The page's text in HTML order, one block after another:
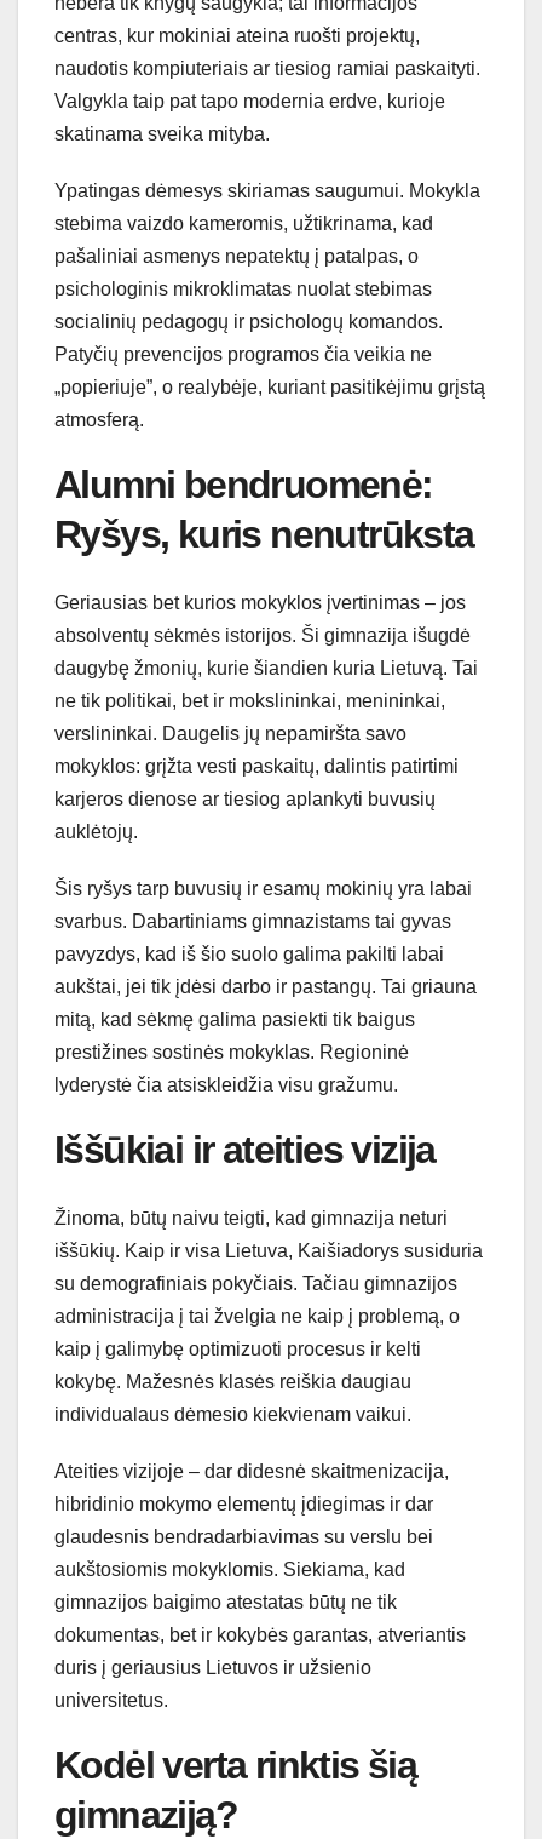
centras, kur mokiniai ateina ruošti projektų,
naudotis kompiuteriais ar tiesiog ramiai paskaityti.
Valgykla taip pat tapo modernia erdve, kurioje
skatinama sveika mityba.
Ypatingas dėmesys skiriamas saugumui. Mokykla
stebima vaizdo kameromis, užtikrinama, kad
pašaliniai asmenys nepatektų į patalpas, o
psichologinis mikroklimatas nuolat stebimas
socialinių pedagogų ir psichologų komandos.
Patyčių prevencijos programos čia veikia ne
„popieriuje”, o realybėje, kuriant pasitikėjimu grįstą
atmosferą.
Alumni bendruomenė:
Ryšys, kuris nenutrūksta
Geriausias bet kurios mokyklos įvertinimas – jos
absolventų sėkmės istorijos. Ši gimnazija išugdė
daugybę žmonių, kurie šiandien kuria Lietuvą. Tai
ne tik politikai, bet ir mokslininkai, menininkai,
verslininkai. Daugelis jų nepamiršta savo
mokyklos: grįžta vesti paskaitų, dalintis patirtimi
karjeros dienose ar tiesiog aplankyti buvusių
auklėtojų.
Šis ryšys tarp buvusių ir esamų mokinių yra labai
svarbus. Dabartiniams gimnazistams tai gyvas
pavyzdys, kad iš šio suolo galima pakilti labai
aukštai, jei tik įdėsi darbo ir pastangų. Tai griauna
mitą, kad sėkmę galima pasiekti tik baigus
prestižines sostinės mokyklas. Regioninė
lyderystė čia atsiskleidžia visu gražumu.
Iššūkiai ir ateities vizija
Žinoma, būtų naivu teigti, kad gimnazija neturi
iššūkių. Kaip ir visa Lietuva, Kaišiadorys susiduria
su demografiniais pokyčiais. Tačiau gimnazijos
administracija į tai žvelgia ne kaip į problemą, o
kaip į galimybę optimizuoti procesus ir kelti
kokybę. Mažesnės klasės reiškia daugiau
individualaus dėmesio kiekvienam vaikui.
Ateities vizijoje – dar didesnė skaitmenizacija,
hibridinio mokymo elementų įdiegimas ir dar
glaudesnis bendradarbiavimas su verslu bei
aukštosiomis mokyklomis. Siekiama, kad
gimnazijos baigimo atestatas būtų ne tik
dokumentas, bet ir kokybės garantas, atveriantis
duris į geriausius Lietuvos ir užsienio
universitetus.
Kodėl verta rinktis šią
gimnaziją?